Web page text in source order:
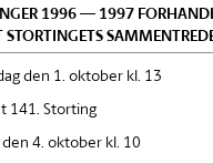
1996 — 1997
STORTINGETS
den 1. oktober kl. 13
141. Storting
4. oktober kl. 10